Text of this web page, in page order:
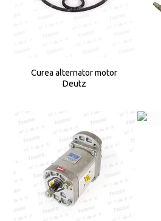
Curea alternator motor
Deutz